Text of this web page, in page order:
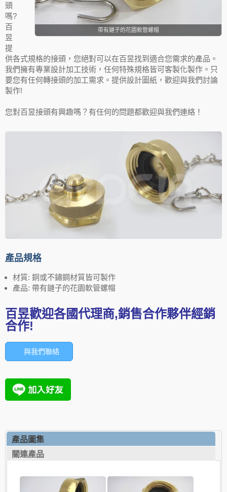
帶有鏈子的花園軟管螺帽
頭
嗎?
百
昱
提
供各式規格的接頭，您絕對可以在百昱找到適合您需求的產品。
我們擁有專業設計加工技術，任何特殊規格皆可客製化製作。只
要您有任何轉接頭的加工需求。提供設計圖紙，歡迎與我們討論
製作!
您對百昱接頭有興趣嗎？有任何的問題都歡迎與我們連絡！
產品規格
材質: 銅或不鏽鋼材質皆可製作
產品: 帶有鏈子的花園軟管螺帽
百昱歡迎各國代理商,銷售合作夥伴經銷
合作!
與我們聯絡
產品圖集
關連產品